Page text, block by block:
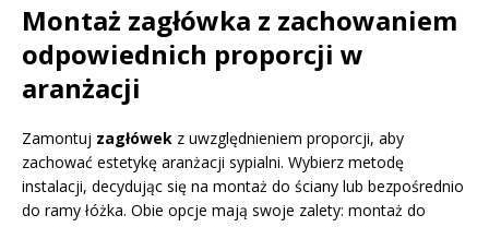
Montaż zagłówka z zachowaniem
odpowiednich proporcji w
aranżacji
Zamontuj zagłówek z uwzględnieniem proporcji, aby
zachować estetykę aranżacji sypialni. Wybierz metodę
instalacji, decydując się na montaż do ściany lub bezpośrednio
do ramy łóżka. Obie opcje mają swoje zalety: montaż do